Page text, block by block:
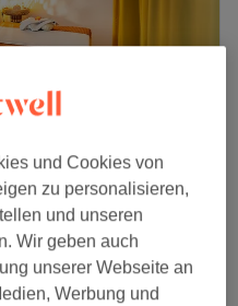
Karte anzeigen
(Öl Spa)
und Cookies von
zu personalisieren,
und unseren
Wir geben auch
unserer Webseite an
Werbung und